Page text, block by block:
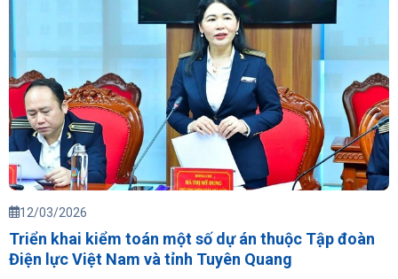
12/03/2026
Triển khai kiểm toán một số dự án thuộc Tập đoàn
Điện lực Việt Nam và tỉnh Tuyên Quang